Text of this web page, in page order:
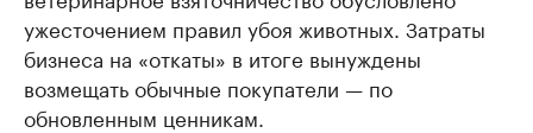
ужесточением правил убоя животных. Затраты
бизнеса на «откаты» в итоге вынуждены
возмещать обычные покупатели — по
обновленным ценникам.